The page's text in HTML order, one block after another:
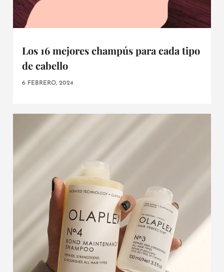
Los 16 mejores champús para cada tipo
de cabello
6 FEBRERO, 2024